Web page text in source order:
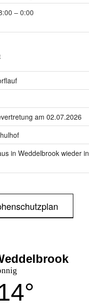
– 0:00
am 02.07.2026
in Weddelbrook wieder in